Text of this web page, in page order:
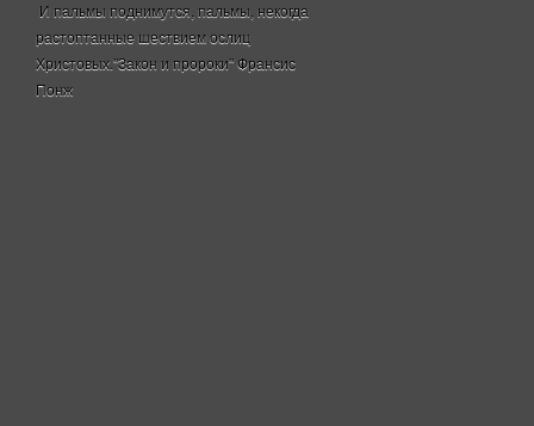
И пальмы поднимутся, пальмы, некогда
растоптанные шествием ослиц
Христовых."Закон и пророки" Франсис
Понж